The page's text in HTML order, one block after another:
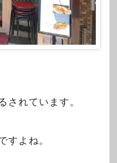
されています。
すよね。